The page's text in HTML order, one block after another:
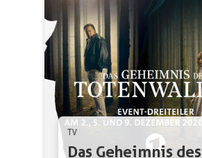
TV
Das Geheimnis des